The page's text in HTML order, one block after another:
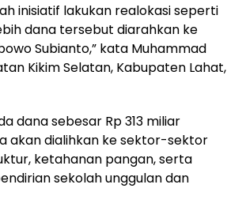
inisiatif lakukan realokasi seperti
dana tersebut diarahkan ke
Subianto,” kata Muhammad
Kikim Selatan, Kabupaten Lahat,
dana sebesar Rp 313 miliar
akan dialihkan ke sektor-sektor
ketahanan pangan, serta
sekolah unggulan dan